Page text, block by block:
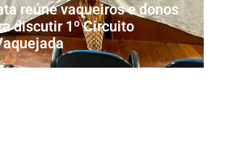
reúne vaqueiros e donos
discutir 1º Circuito